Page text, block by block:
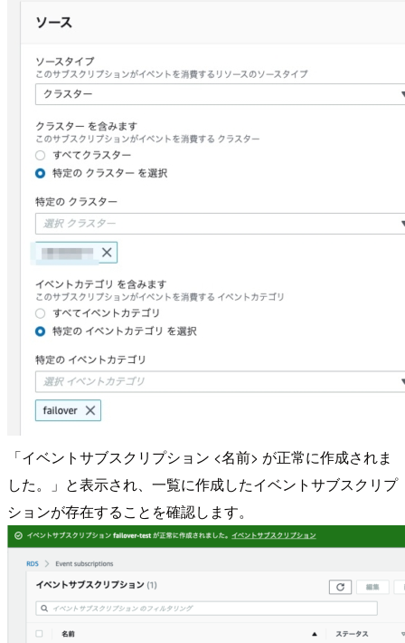
「イベントサブスクリプション <名前> が正常に作成されま
した。」と表示され、一覧に作成したイベントサブスクリプ
ションが存在することを確認します。